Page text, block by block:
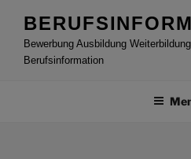
Inhalt
springenBewerbung Ausbildung
Berufsinformation